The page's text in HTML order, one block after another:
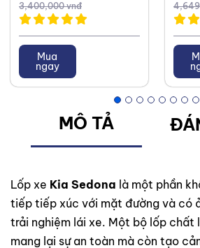
3,400,000 vnđ
Mua
ngay
MÔ TẢ
Lốp xe Kia Sedona là một phần
tiếp tiếp xúc với mặt đường và có
trải nghiệm lái xe. Một bộ lốp chất
mang lại sự an toàn mà còn tạo